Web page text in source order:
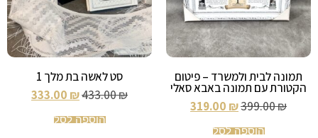
תמונה לבית ולמשרד – פיטום
הקטורת עם תמונה באבא סאלי
₪
399.00
₪
הוספה לסל
סט לאשה בת מלך 1
₪
433.00
₪
הוספה לסל